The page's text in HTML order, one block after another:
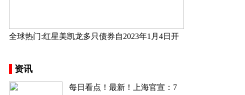
全球热门:红星美凯龙多只债券自2023年1月4日开
资讯
每日看点！最新！上海官宣：7